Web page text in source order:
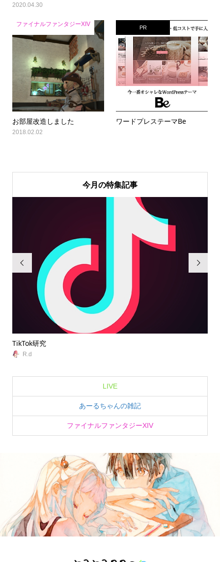
2020.04.30
ファイナルファンタジーXIV
お部屋改造しました
2018.02.02
PR
ワードプレステーマBe
今月の特集記事

TikTok研究
R.d

LIVE
あーるちゃんの雑記
ファイナルファンタジーXIV